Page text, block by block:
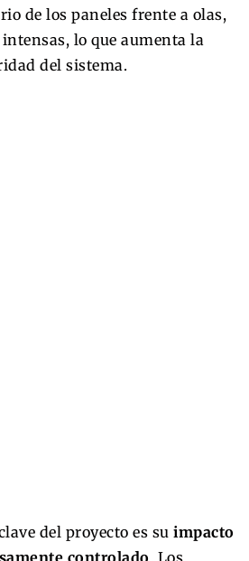
de los paneles frente a olas,
lo que aumenta la
del sistema.
del proyecto es su impacto